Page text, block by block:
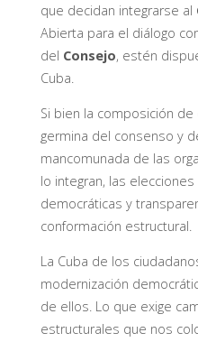
que decidan integrarse al
Abierta para el diálogo
del Consejo, estén
Cuba.
Si bien la composición
germina del consenso y
mancomunada de las
lo integran, las
democráticas y
conformación estructural.
La Cuba de los
modernización
de ellos. Lo que exige
estructurales que nos